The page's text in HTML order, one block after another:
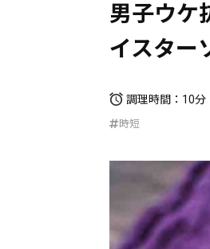
男子ウケ
イスター
調理時間：10分
時短